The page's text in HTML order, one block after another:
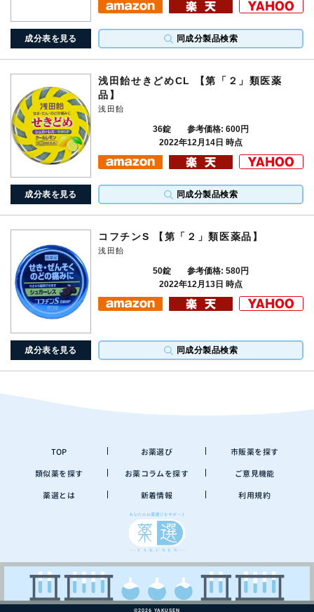
成分表を見る 同成分製品検索
成分表を見る 同成分製品検索
浅田飴せきどめCL 【第「２」類医薬
品】
浅田飴
36錠
参考価格: 600円
2022年12月14日 時点
成分表を見る 同成分製品検索
コフチンS 【第「２」類医薬品】
浅田飴
50錠
参考価格: 580円
2022年12月13日 時点
TOP お薬選び 市販薬を探す
類似薬を探す お薬コラムを探す ご意見機能
薬選とは 新着情報 利用規約
©2026 YAKUSEN